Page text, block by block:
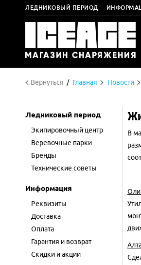
ЛЕДНИКОВЫЙ ПЕРИОД
Вернуться Главная Новости
В
Ледниковый период
Экипировочный центр
Веревочные парки
Бренды
Технические советы
Информация
Реквизиты
Доставка
Оплата
Гарантия и возврат
Скидки и акции